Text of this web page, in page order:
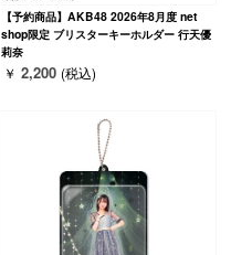
【予約商品】AKB48 2026年8月度 net
shop限定 ブリスターキーホルダー 行天優
莉奈
￥ 2,200 (税込)